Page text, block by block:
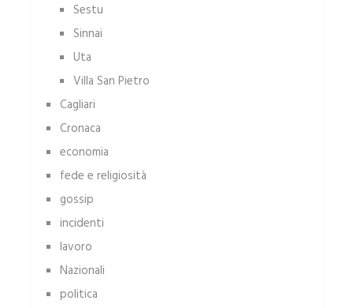
Sestu
Sinnai
Uta
Villa San Pietro
Cagliari
Cronaca
economia
fede e religiosità
gossip
incidenti
lavoro
Nazionali
politica